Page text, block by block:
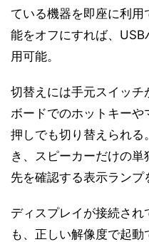
ている機器を即座に利
能をオフにすれば、
用可能。
切替えには手元スイッ
ボードでのホットキーや
押しでも切り替えられ
き、スピーカーだけの
先を確認する表示ランプ
ディスプレイが接続され
も、正しい解像度で起動